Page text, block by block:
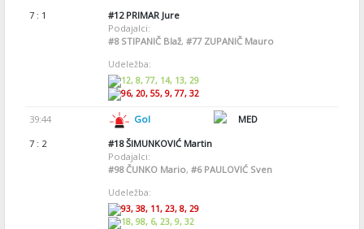
7 : 1
#12PRIMAR Jure
Podajalci:
#8STIPANIČ Blaž, #77ZUPANIČ Mauro
Udeležba:
12, 8, 77, 14, 13, 29
96, 20, 55, 9, 77, 32
39:44 Gol
MED
7 : 2
#18ŠIMUNKOVIĆ Martin
Podajalci:
#98ČUNKO Mario, #6PAULOVIĆ Sven
Udeležba:
93, 38, 11, 23, 8, 29
18, 98, 6, 23, 9, 32